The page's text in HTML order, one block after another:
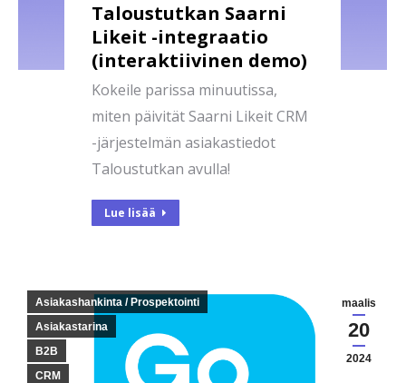
Taloustutkan Saarni
Likeit -integraatio
(interaktiivinen demo)
Kokeile parissa minuutissa,
miten päivität Saarni Likeit CRM
-järjestelmän asiakastiedot
Taloustutkan avulla!
Lue lisää
maalis
20
2024
Asiakashankinta / Prospektointi
Asiakastarina
B2B
CRM